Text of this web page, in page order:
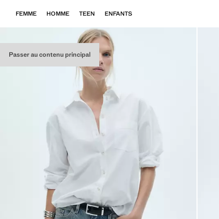
Passer au contenu principal
FEMME HOMME TEEN ENFANTS